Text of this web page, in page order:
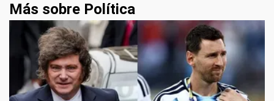
Más sobre Política